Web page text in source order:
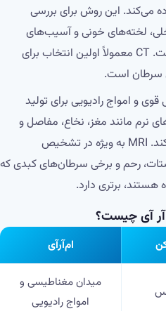
می‌کند. این روش برای بررسی
لخته‌های خونی و آسیب‌های
مغزی یا نخاعی بسیار مؤثر است. CT معمولاً اولین انتخاب برای
سرطان است.
و امواج رادیویی برای تولید
نرم مانند مغز، نخاع، مفاصل و
اندام‌های داخلی استفاده می‌کند. MRI به ویژه در تشخیص
رحم و برخی سرطان‌های کبدی که
آی چیست؟
ام‌آر‌آی
میدان مغناطیسی و
امواج رادیویی